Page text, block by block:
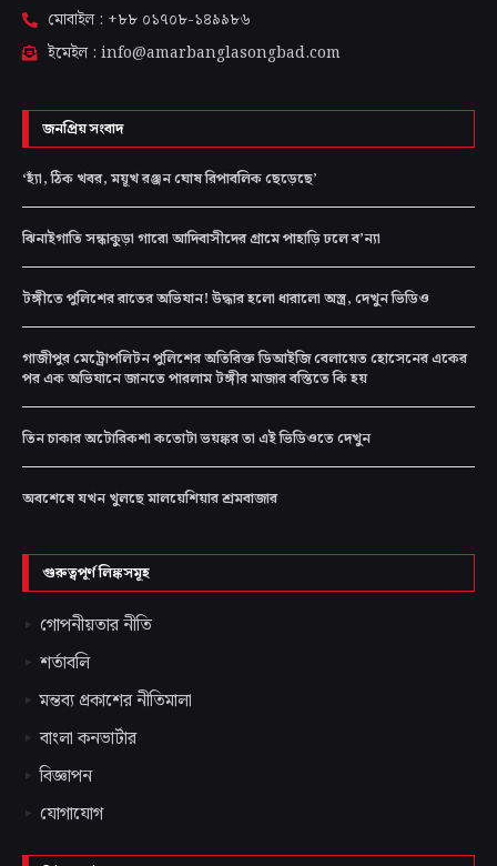
মোবাইল : +৮৮ ০১৭০৮-১৪৯৯৮৬
ইমেইল : info@amarbanglasongbad.com
জনপ্রিয় সংবাদ
‘হ্যাঁ, ঠিক খবর, ময়ূখ রঞ্জন ঘোষ রিপাবলিক ছেড়েছে’
ঝিনাইগাতি সন্ধাকুড়া গারো আদিবাসীদের গ্রামে পাহাড়ি ঢলে ব’ন্যা
টঙ্গীতে পুলিশের রাতের অভিযান! উদ্ধার হলো ধারালো অস্ত্র, দেখুন ভিডিও
গাজীপুর মেট্রোপলিটন পুলিশের অতিরিক্ত ডিআইজি বেলায়েত হোসেনের একের
পর এক অভিযানে জানতে পারলাম টঙ্গীর মাজার বস্তিতে কি হয়
তিন চাকার অটোরিকশা কতোটা ভয়ঙ্কর তা এই ভিডিওতে দেখুন
অবশেষে যখন খুলছে মালয়েশিয়ার শ্রমবাজার
গুরুত্বপূর্ণ লিঙ্কসমূহ
গোপনীয়তার নীতি
শর্তাবলি
মন্তব্য প্রকাশের নীতিমালা
বাংলা কনভার্টার
বিজ্ঞাপন
যোগাযোগ